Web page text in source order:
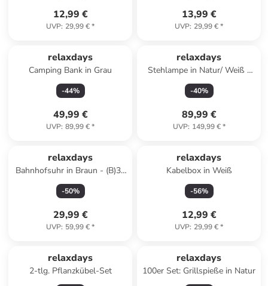
12,99 €
UVP: 29,99 €*
13,99 €
UVP: 29,99 €*
relaxdays
Camping Bank in Grau
-44%
49,99 €
UVP: 89,99 €*
relaxdays
Stehlampe in Natur/ Weiß -
(H)180 x Ø30 cm
-40%
89,99 €
UVP: 149,99 €*
relaxdays
Bahnhofsuhr in Braun - (B)35
x (H)34 x (T)10 cm
-50%
29,99 €
UVP: 59,99 €*
relaxdays
Kabelbox in Weiß
-56%
12,99 €
UVP: 29,99 €*
relaxdays
2-tlg. Pflanzkübel-Set
relaxdays
100er Set: Grillspieße in Natur